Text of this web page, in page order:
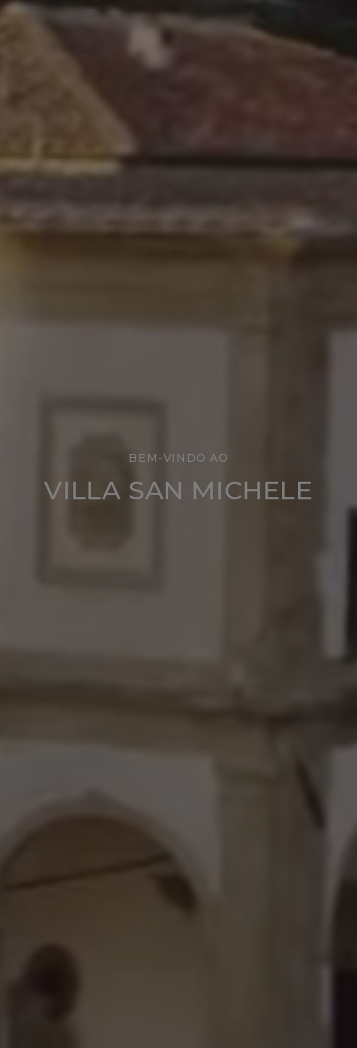
BEM-VINDO AO
VILLA SAN MICHELE